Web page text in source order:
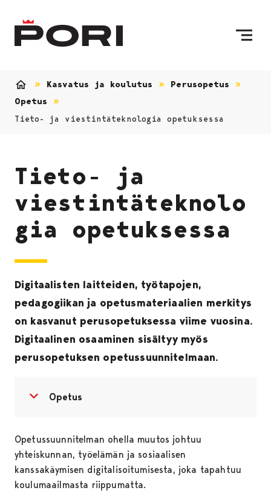
Kasvatus ja koulutus
Perusopetus
Opetus
Tieto- ja viestintäteknologia opetuksessa
Tieto- ja
viestintäteknolo
gia opetuksessa
Digitaalisten laitteiden, työtapojen,
pedagogiikan ja opetusmateriaalien merkitys
on kasvanut perusopetuksessa viime vuosina.
Digitaalinen osaaminen sisältyy myös
perusopetuksen opetussuunnitelmaan.
Avaa valikko
Sulje valikko
Opetus
Opetussuunnitelman ohella muutos johtuu
yhteiskunnan, työelämän ja sosiaalisen
kanssakäymisen digitalisoitumisesta, joka tapahtuu
koulumaailmasta riippumatta.